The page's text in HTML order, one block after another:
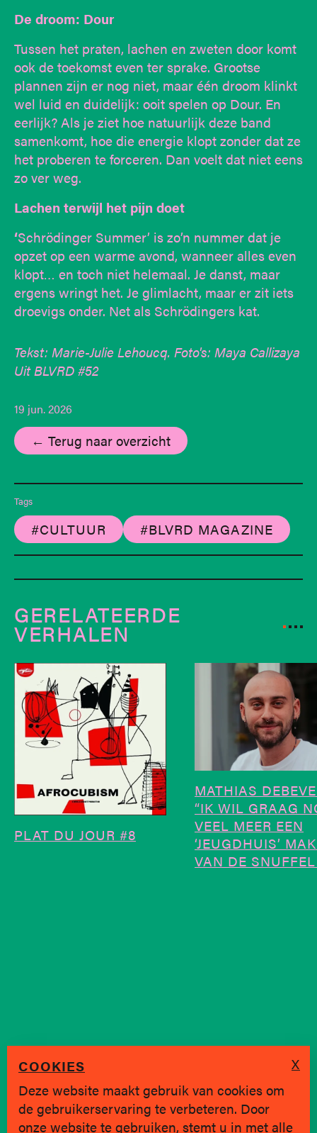
De droom: Dour
Tussen het praten, lachen en zweten door komt
ook de toekomst even ter sprake. Grootse
plannen zijn er nog niet, maar één droom klinkt
wel luid en duidelijk: ooit spelen op Dour. En
eerlijk? Als je ziet hoe natuurlijk deze band
samenkomt, hoe die energie klopt zonder dat ze
het proberen te forceren. Dan voelt dat niet eens
zo ver weg.
Lachen terwijl het pijn doet
‘Schrödinger Summer’ is zo’n nummer dat je
opzet op een warme avond, wanneer alles even
klopt… en toch niet helemaal. Je danst, maar
ergens wringt het. Je glimlacht, maar er zit iets
droevigs onder. Net als Schrödingers kat.
Tekst: Marie-Julie Lehoucq. Foto's: Maya Callizaya
Uit BLVRD #52
19 jun. 2026
← Terug naar overzicht
Tags
#CULTUUR #BLVRD MAGAZINE
GERELATEERDE
VERHALEN
PLAT DU JOUR #8
MATHIAS
“IK WIL GRAAG
VEEL MEER EEN
‘JEUGDHUIS’
VAN DE
SINDS 2019 * BRUGGE
COOKIES
Deze website maakt gebruik van cookies om
de gebruikerservaring te verbeteren. Door
onze website te gebruiken, stemt u in met alle
X